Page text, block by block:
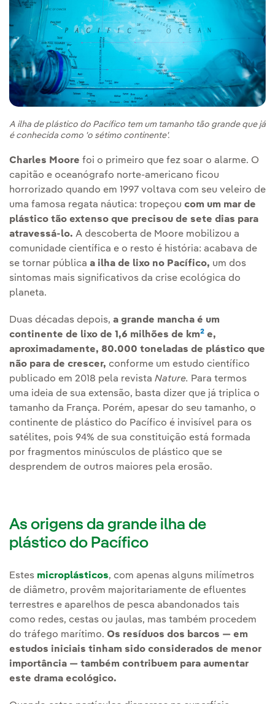
A ilha de plástico do Pacífico tem um tamanho tão grande que já
é conhecida como 'o sétimo continente'.
Charles Moore foi o primeiro que fez soar o alarme. O
capitão e oceanógrafo norte-americano ficou
horrorizado quando em 1997 voltava com seu veleiro de
uma famosa regata náutica: tropeçou com um mar de
plástico tão extenso que precisou de sete dias para
atravessá-lo. A descoberta de Moore mobilizou a
comunidade científica e o resto é história: acabava de
se tornar pública a ilha de lixo no Pacífico, um dos
sintomas mais significativos da crise ecológica do
planeta.
Duas décadas depois, a grande mancha é um
continente de lixo de 1,6 milhões de km2 e,
aproximadamente, 80.000 toneladas de plástico que
não para de crescer, conforme um estudo científico
publicado em 2018 pela revista Nature. Para termos
uma ideia de sua extensão, basta dizer que já triplica o
tamanho da França. Porém, apesar do seu tamanho, o
continente de plástico do Pacífico é invisível para os
satélites, pois 94% de sua constituição está formada
por fragmentos minúsculos de plástico que se
desprendem de outros maiores pela erosão.
As origens da grande ilha de
plástico do Pacífico
Estes microplásticos, com apenas alguns milímetros
de diâmetro, provêm majoritariamente de efluentes
terrestres e aparelhos de pesca abandonados tais
como redes, cestas ou jaulas, mas também procedem
do tráfego marítimo. Os resíduos dos barcos — em
estudos iniciais tinham sido considerados de menor
importância — também contribuem para aumentar
este drama ecológico.